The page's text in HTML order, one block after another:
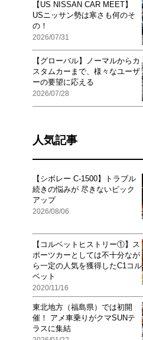
【US NISSAN CAR MEET】
USニッサン勢は寒さも何のそ
の！
2026/07/31
【グローバル】ノーマルからカ
スタムカーまで、様々なユーザ
ーの要望に応える
2026/07/28
人気記事
【シボレー C-1500】トラブル
続きの悩みが 尽きないピック
アップ
2026/08/06
【コルベットヒストリー①】ス
ポーツカーとしては不十分なが
ら一定の人気を獲得したC1コル
ベット
2020/11/16
東北地方（福島県）では初開
催！ アメ車乗りがクマSUNテ
ラスに集結